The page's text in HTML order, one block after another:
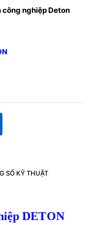
nghiệp Deton
SỐ KỸ THUẬT
DETON